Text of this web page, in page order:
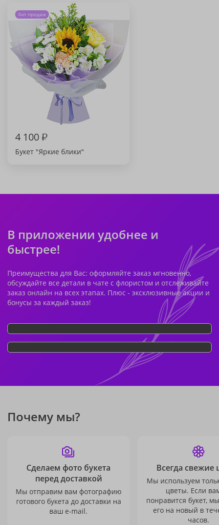
Хит продаж
4 100₽
Букет "Яркие блики"
В приложении удобнее и
быстрее!
Преимущества для Вас: оформляйте заказ мгновенно,
обсуждайте все детали в чате с флористом и отслеживайте
заказ онлайн на всех этапах. Плюс - эксклюзивные акции и
бонусы за каждый заказ!
Почему мы?
Сделаем фото букета
перед доставкой
Мы отправим вам фотографию
готового букета до доставки на
ваш e-mail.
Всегда свежие
Мы используем
цветы. Если
понравится букет,
его на новый в
часов.